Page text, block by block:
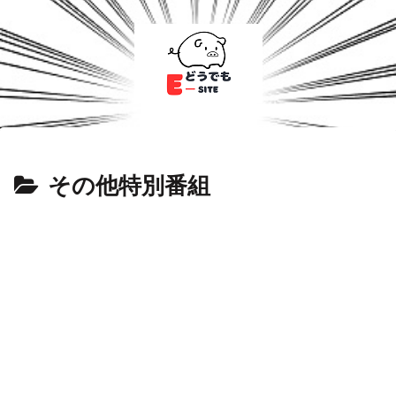
その他特別番組